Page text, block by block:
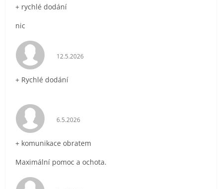
+ rychlé dodání
nic
Hodnocení obchodu je 5 z 5 hvězdiček.
12.5.2026
+ Rychlé dodání
Hodnocení obchodu je 5 z 5 hvězdiček.
6.5.2026
+ komunikace obratem
Maximální pomoc a ochota.